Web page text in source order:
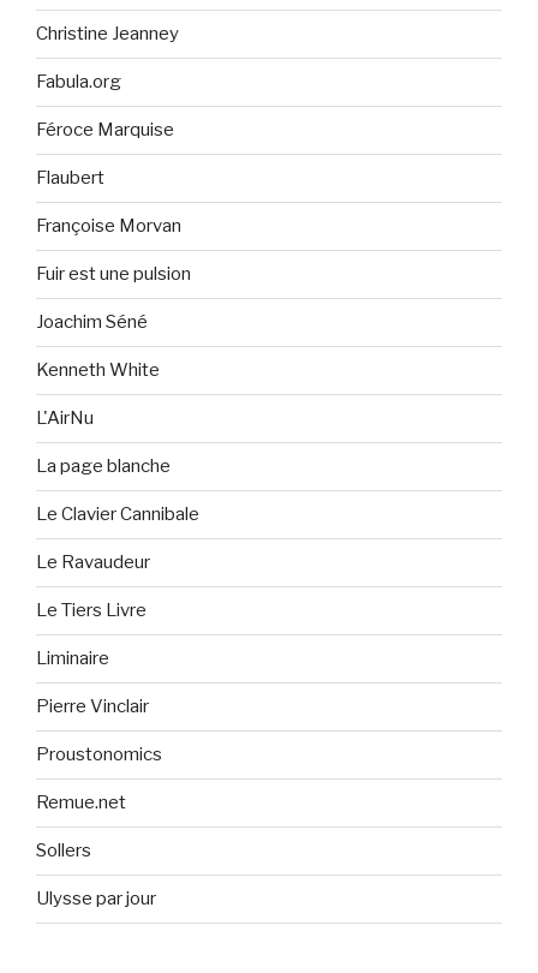
Christine Jeanney
Fabula.org
Féroce Marquise
Flaubert
Françoise Morvan
Fuir est une pulsion
Joachim Séné
Kenneth White
L'AirNu
La page blanche
Le Clavier Cannibale
Le Ravaudeur
Le Tiers Livre
Liminaire
Pierre Vinclair
Proustonomics
Remue.net
Sollers
Ulysse par jour